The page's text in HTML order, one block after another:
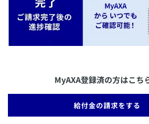
​MyAXA登録済の方はこち
​給付金の請求をする